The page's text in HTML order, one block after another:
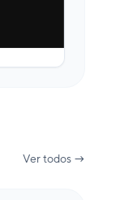
Ver todos →